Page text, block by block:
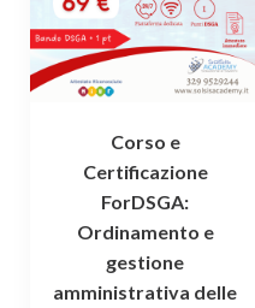
Corso e
Certificazione
ForDSGA:
Ordinamento e
gestione
amministrativa delle